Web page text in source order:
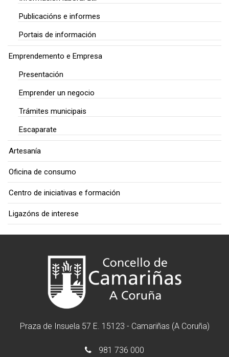
Publicacións e informes
Portais de información
Emprendemento e Empresa
Presentación
Emprender un negocio
Trámites municipais
Escaparate
Artesanía
Oficina de consumo
Centro de iniciativas e formación
Ligazóns de interese
Praza de Insuela 57 E. 15123 - Camariñas (A Coruña)
981 736 000